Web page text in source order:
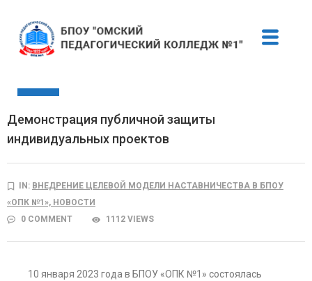
ЯНВ
Демонстрация публичной защиты
индивидуальных проектов
IN: ВНЕДРЕНИЕ ЦЕЛЕВОЙ МОДЕЛИ НАСТАВНИЧЕСТВА В БПОУ
«ОПК №1», НОВОСТИ
0 COMMENT
1112 VIEWS
10 января 2023 года в БПОУ «ОПК №1» состоялась